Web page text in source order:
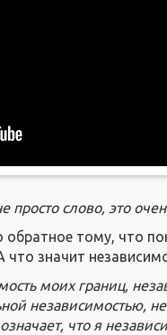
просто слово, это
обратное тому, что
значит
моих границ,
независимостью,
что я